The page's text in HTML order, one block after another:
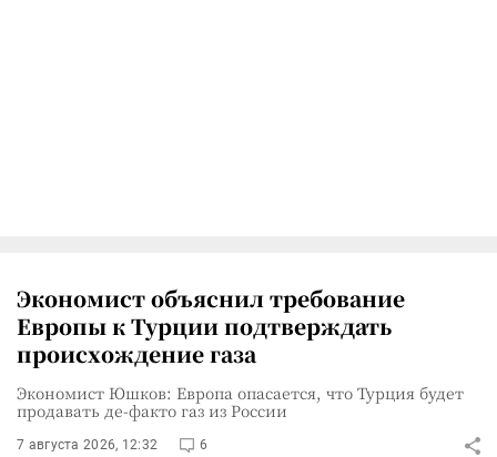
Экономист объяснил требование
Европы к Турции подтверждать
происхождение газа
Экономист Юшков: Европа опасается, что Турция будет
продавать де-факто газ из России
7 августа 2026, 12:32 6